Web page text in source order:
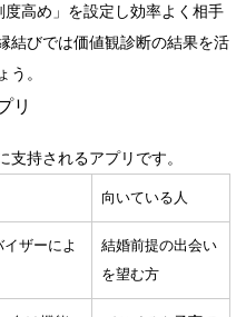
高め」を設定し効率よく相手
結びでは価値観診断の結果を活
う。
リ
持されるアプリです。
向いている人
イザーによ
結婚前提の出会い
を望む方